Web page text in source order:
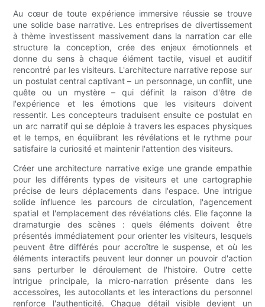
Au cœur de toute expérience immersive réussie se trouve
une solide base narrative. Les entreprises de divertissement
à thème investissent massivement dans la narration car elle
structure la conception, crée des enjeux émotionnels et
donne du sens à chaque élément tactile, visuel et auditif
rencontré par les visiteurs. L'architecture narrative repose sur
un postulat central captivant – un personnage, un conflit, une
quête ou un mystère – qui définit la raison d'être de
l'expérience et les émotions que les visiteurs doivent
ressentir. Les concepteurs traduisent ensuite ce postulat en
un arc narratif qui se déploie à travers les espaces physiques
et le temps, en équilibrant les révélations et le rythme pour
satisfaire la curiosité et maintenir l'attention des visiteurs.
Créer une architecture narrative exige une grande empathie
pour les différents types de visiteurs et une cartographie
précise de leurs déplacements dans l'espace. Une intrigue
solide influence les parcours de circulation, l'agencement
spatial et l'emplacement des révélations clés. Elle façonne la
dramaturgie des scènes : quels éléments doivent être
présentés immédiatement pour orienter les visiteurs, lesquels
peuvent être différés pour accroître le suspense, et où les
éléments interactifs peuvent leur donner un pouvoir d'action
sans perturber le déroulement de l'histoire. Outre cette
intrigue principale, la micro-narration présente dans les
accessoires, les autocollants et les interactions du personnel
renforce l'authenticité. Chaque détail visible devient un